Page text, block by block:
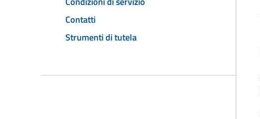
Contatti
Strumenti di tutela